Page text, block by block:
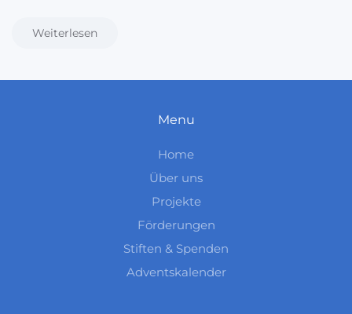
Weiterlesen
Menu
Home
Über uns
Projekte
Förderungen
Stiften & Spenden
Adventskalender